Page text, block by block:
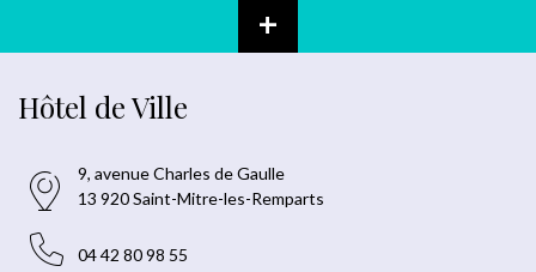
+
Hôtel de Ville
9, avenue Charles de Gaulle
13 920 Saint-Mitre-les-Remparts
04 42 80 98 55